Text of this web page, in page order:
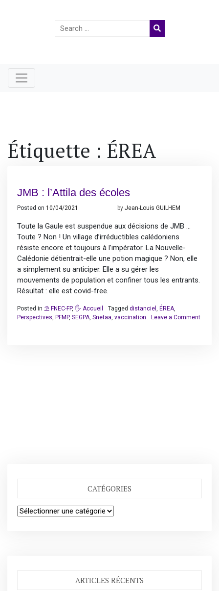
Search
Étiquette : ÉREA
JMB : l’Attila des écoles
Posted on 10/04/2021 by Jean-Louis GUILHEM
Toute la Gaule est suspendue aux décisions de JMB …
Toute ? Non ! Un village d’irréductibles calédoniens
résiste encore et toujours à l’impérator. La Nouvelle-
Calédonie détientrait-elle une potion magique ? Non, elle
a simplement su anticiper. Elle a su gérer les
mouvements de population et confiner tous les entrants.
Résultat : elle est covid-free.
Posted in ⛱️ FNEC-FP, 🖐️ Accueil Tagged distanciel ÉREA
Perspectives PFMP, SEGPA Snetaa vaccination
Leave a Comment
CATÉGORIES
Catégories
ARTICLES RÉCENTS